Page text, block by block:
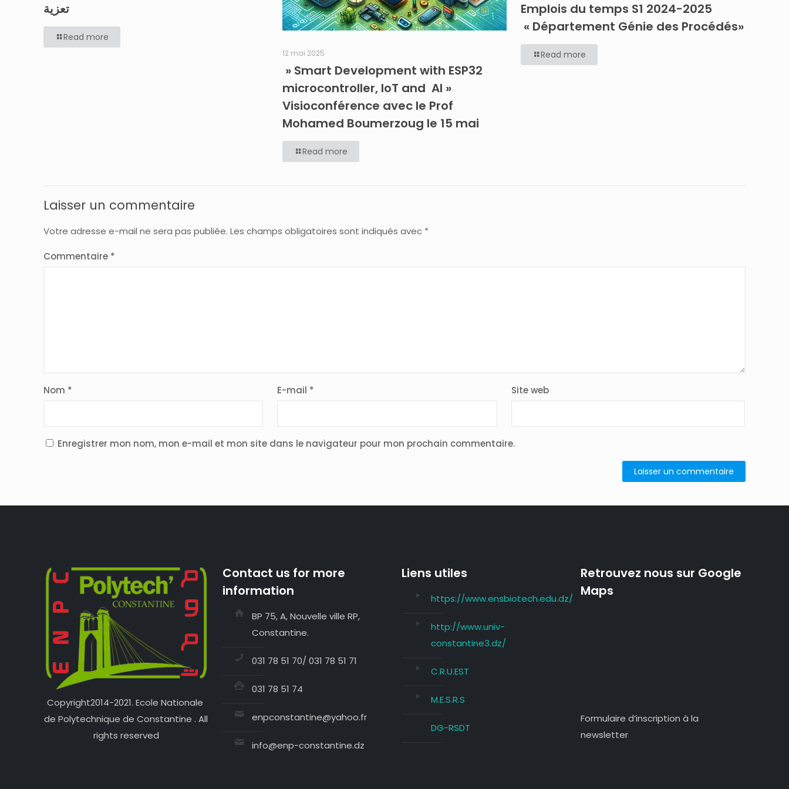
تعزية
Read more
12 mai 2025
» Smart Development with ESP32
microcontroller, IoT and AI »
Visioconférence avec le Prof
Mohamed Boumerzoug le 15 mai
Read more
Emplois du temps S1 2024-2025
« Département Génie des Procédés»
Read more
Laisser un commentaire
Votre adresse e-mail ne sera pas publiée. Les champs obligatoires sont indiqués avec *
Commentaire *
Nom * E-mail * Site web
Enregistrer mon nom, mon e-mail et mon site dans le navigateur pour mon prochain commentaire.
Copyright2014-2021. Ecole Nationale
de Polytechnique de Constantine . All
rights reserved
Contact us for more
information
BP 75, A, Nouvelle ville RP,
Constantine.
031 78 51 70/ 031 78 51 71
031 78 51 74
enpconstantine@yahoo.fr
info@enp-constantine.dz
Liens utiles
https://www.ensbiotech.edu.dz/
http://www.univ-
constantine3.dz/
C.R.U.EST
M.E.S.R.S
DG-RSDT
Retrouvez nous sur Google
Maps
Formulaire d’inscription à la
newsletter